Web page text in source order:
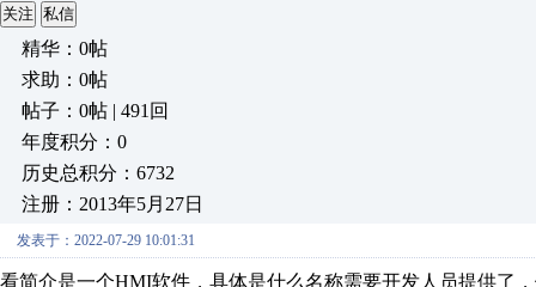
关注 私信
精华：0帖
求助：0帖
帖子：0帖 | 491回
年度积分：0
历史总积分：6732
注册：2013年5月27日
发表于：2022-07-29 10:01:31
看简介是一个HMI软件，具体是什么名称需要开发人员提供了